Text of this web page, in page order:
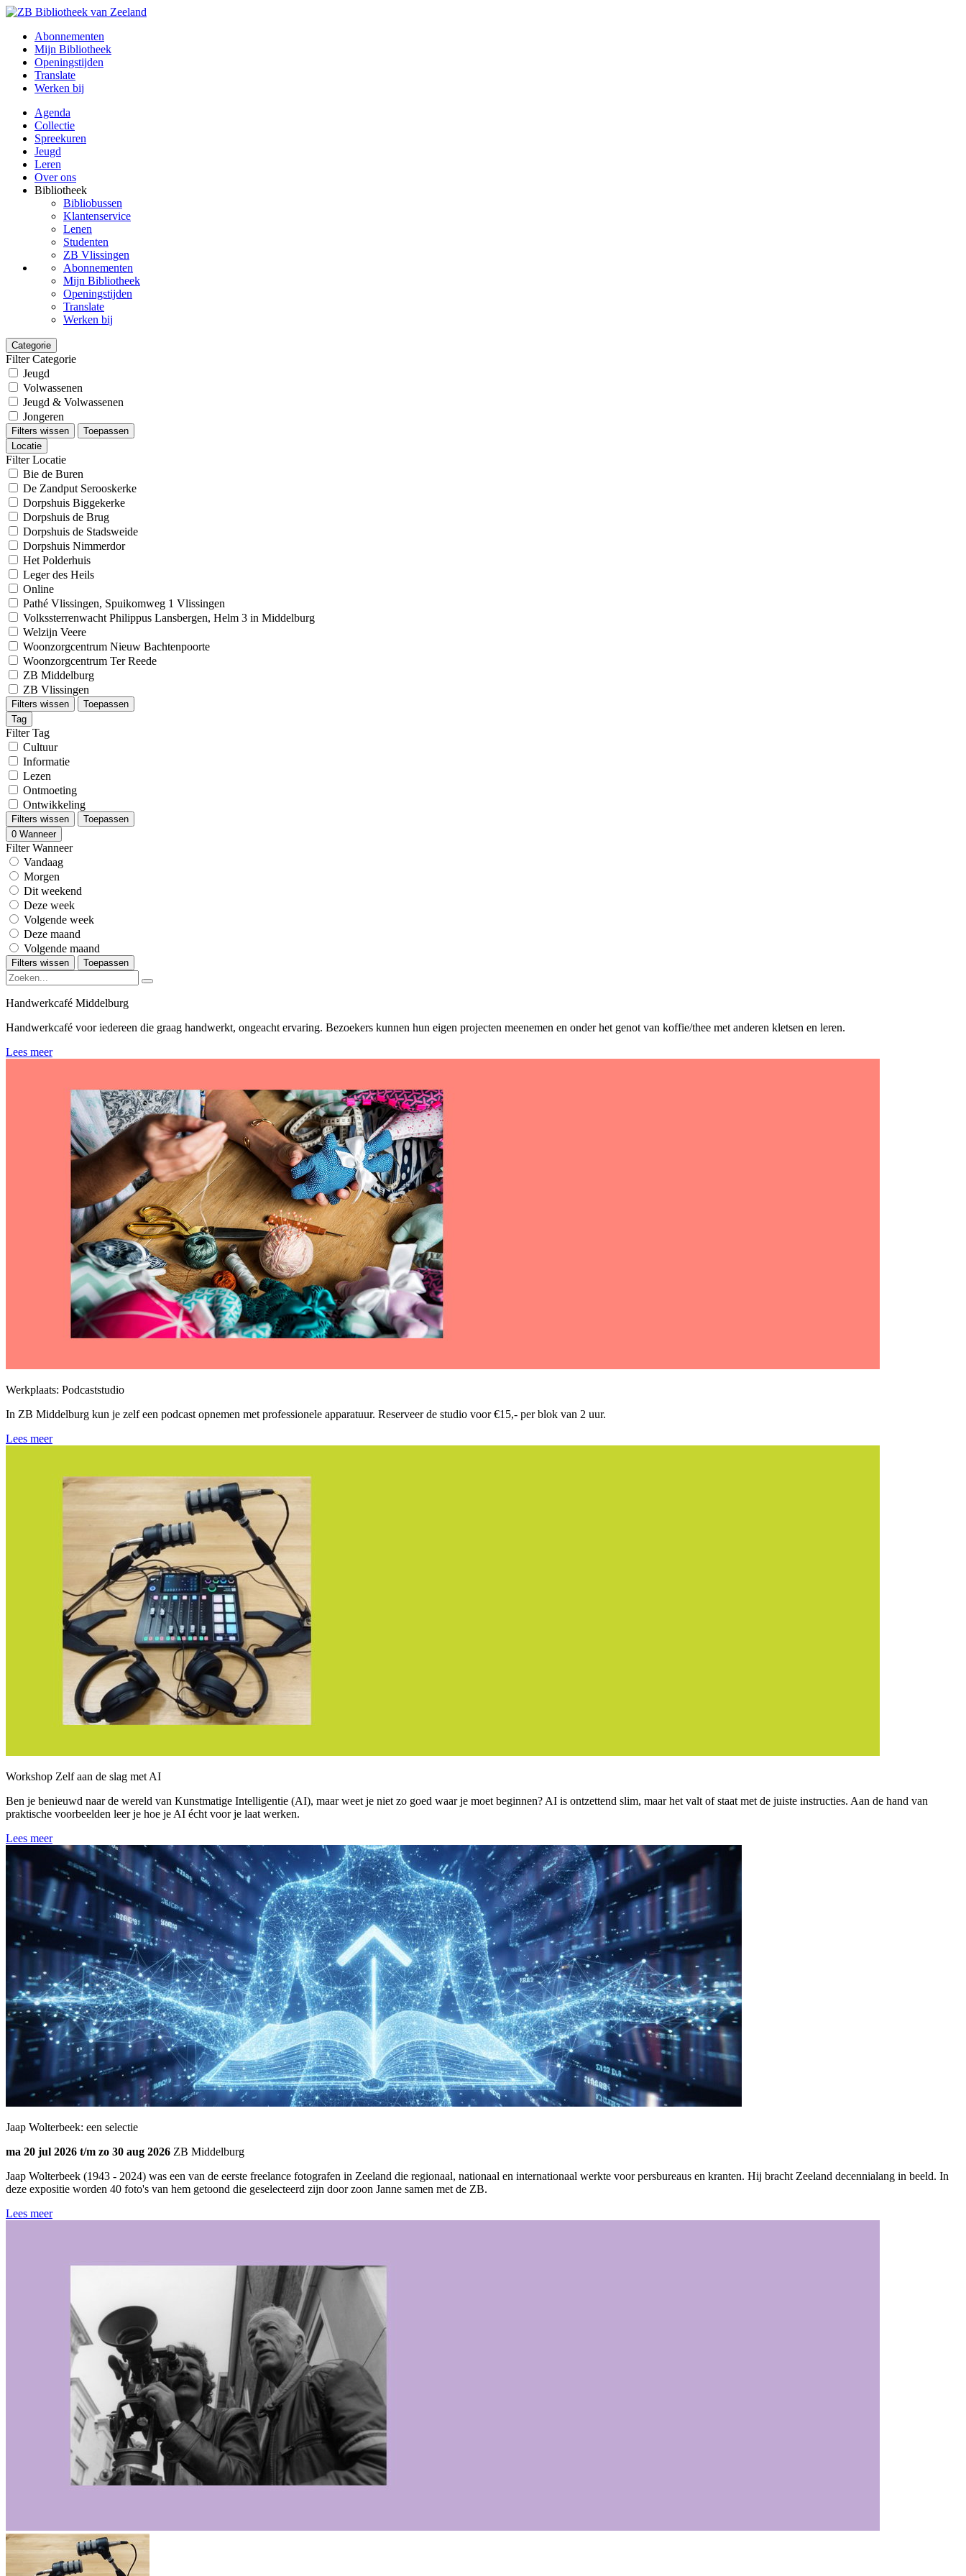
Abonnementen
Mijn Bibliotheek
Openingstijden
Translate
Werken bij
Agenda
Collectie
Spreekuren
Jeugd
Leren
Over ons
Bibliotheek
Bibliobussen
Klantenservice
Lenen
Studenten
ZB Vlissingen
Abonnementen
Mijn Bibliotheek
Openingstijden
Translate
Werken bij
Categorie
Filter Categorie
Jeugd
Volwassenen
Jeugd & Volwassenen
Jongeren
Filters wissen
Toepassen
Locatie
Filter Locatie
Bie de Buren
De Zandput Serooskerke
Dorpshuis Biggekerke
Dorpshuis de Brug
Dorpshuis de Stadsweide
Dorpshuis Nimmerdor
Het Polderhuis
Leger des Heils
Online
Pathé Vlissingen, Spuikomweg 1 Vlissingen
Volkssterrenwacht Philippus Lansbergen, Helm 3 in Middelburg
Welzijn Veere
Woonzorgcentrum Nieuw Bachtenpoorte
Woonzorgcentrum Ter Reede
ZB Middelburg
ZB Vlissingen
Filters wissen
Toepassen
Tag
Filter Tag
Cultuur
Informatie
Lezen
Ontmoeting
Ontwikkeling
Filters wissen
Toepassen
0 Wanneer
Filter Wanneer
Vandaag
Morgen
Dit weekend
Deze week
Volgende week
Deze maand
Volgende maand
Filters wissen Toepassen
Handwerkcafé Middelburg
Handwerkcafé voor iedereen die graag handwerkt, ongeacht ervaring. Bezoekers kunnen hun eigen projecten meenemen en onder het genot van koffie/thee met anderen kletsen en leren.
Lees meer
Werkplaats: Podcaststudio
In ZB Middelburg kun je zelf een podcast opnemen met professionele apparatuur. Reserveer de studio voor €15,- per blok van 2 uur.
Lees meer
Workshop Zelf aan de slag met AI
Ben je benieuwd naar de wereld van Kunstmatige Intelligentie (AI), maar weet je niet zo goed waar je moet beginnen? AI is ontzettend slim, maar het valt of staat met de juiste instructies. Aan de hand van
praktische voorbeelden leer je hoe je AI écht voor je laat werken.
Lees meer
Jaap Wolterbeek: een selectie
ma 20 jul 2026 t/m zo 30 aug 2026 ZB Middelburg
Jaap Wolterbeek (1943 - 2024) was een van de eerste freelance fotografen in Zeeland die regionaal, nationaal en internationaal werkte voor persbureaus en kranten. Hij bracht Zeeland decennialang in beeld. In
deze expositie worden 40 foto's van hem getoond die geselecteerd zijn door zoon Janne samen met de ZB.
Lees meer